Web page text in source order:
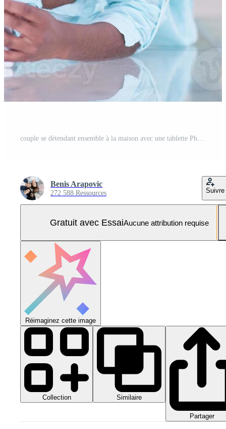
couple se détendant ensemble à la maison avec une tablette Photo Pro
Benis Arapovic
272 588 Ressources Suivre
Gratuit avec EssaiAucune attribution requise
Réimaginez cette image
Collection Similaire
Partager